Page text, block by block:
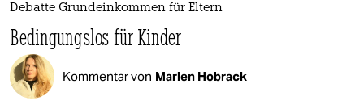
Debatte Grundeinkommen für Eltern
Bedingungslos für Kinder
Kommentar von Marlen Hobrack